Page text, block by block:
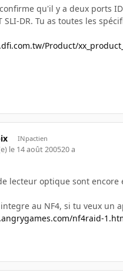
qu'il y a deux ports
SLI-DR. Tu as toutes les
Product/
INpactien
le 14 août 200520 a
lecteur optique sont
au NF4, si tu veux un
nf4raid-